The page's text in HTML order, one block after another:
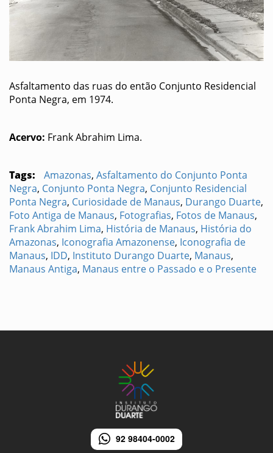
Asfaltamento das ruas do então Conjunto Residencial
Ponta Negra, em 1974.
Acervo: Frank Abrahim Lima.
Tags: Amazonas, Asfaltamento do Conjunto Ponta
Negra, Conjunto Ponta Negra, Conjunto Residencial
Ponta Negra, Curiosidade de Manaus, Durango Duarte,
Foto Antiga de Manaus, Fotografias, Fotos de Manaus,
Frank Abrahim Lima, História de Manaus, História do
Amazonas, Iconografia Amazonense, Iconografia de
Manaus, IDD, Instituto Durango Duarte, Manaus,
Manaus Antiga, Manaus entre o Passado e o Presente
92 98404-0002